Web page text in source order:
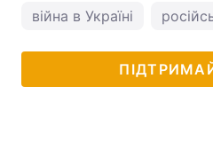
війна в Україні